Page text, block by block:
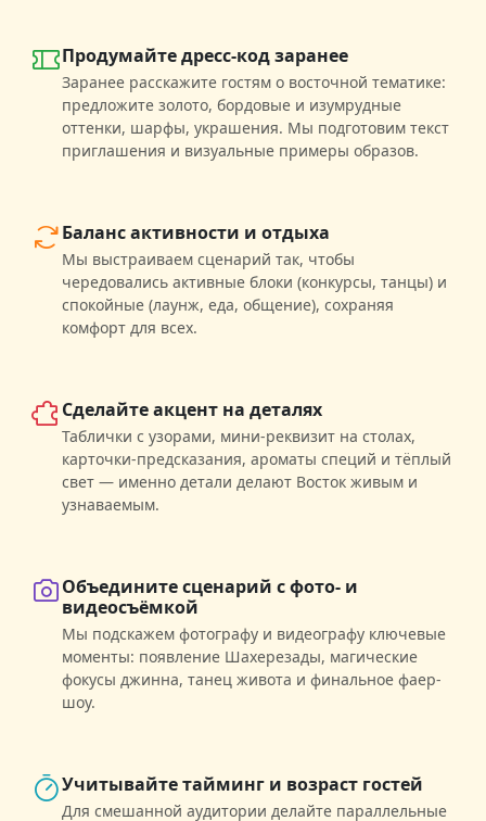
Продумайте дресс-код заранее
Заранее расскажите гостям о восточной тематике:
предложите золото, бордовые и изумрудные
оттенки, шарфы, украшения. Мы подготовим текст
приглашения и визуальные примеры образов.
Баланс активности и отдыха
Мы выстраиваем сценарий так, чтобы
чередовались активные блоки (конкурсы, танцы) и
спокойные (лаунж, еда, общение), сохраняя
комфорт для всех.
Сделайте акцент на деталях
Таблички с узорами, мини-реквизит на столах,
карточки-предсказания, ароматы специй и тёплый
свет — именно детали делают Восток живым и
узнаваемым.
Объедините сценарий с фото- и
видеосъёмкой
Мы подскажем фотографу и видеографу ключевые
моменты: появление Шахерезады, магические
фокусы джинна, танец живота и финальное фаер-
шоу.
Учитывайте тайминг и возраст гостей
Для смешанной аудитории делайте параллельные